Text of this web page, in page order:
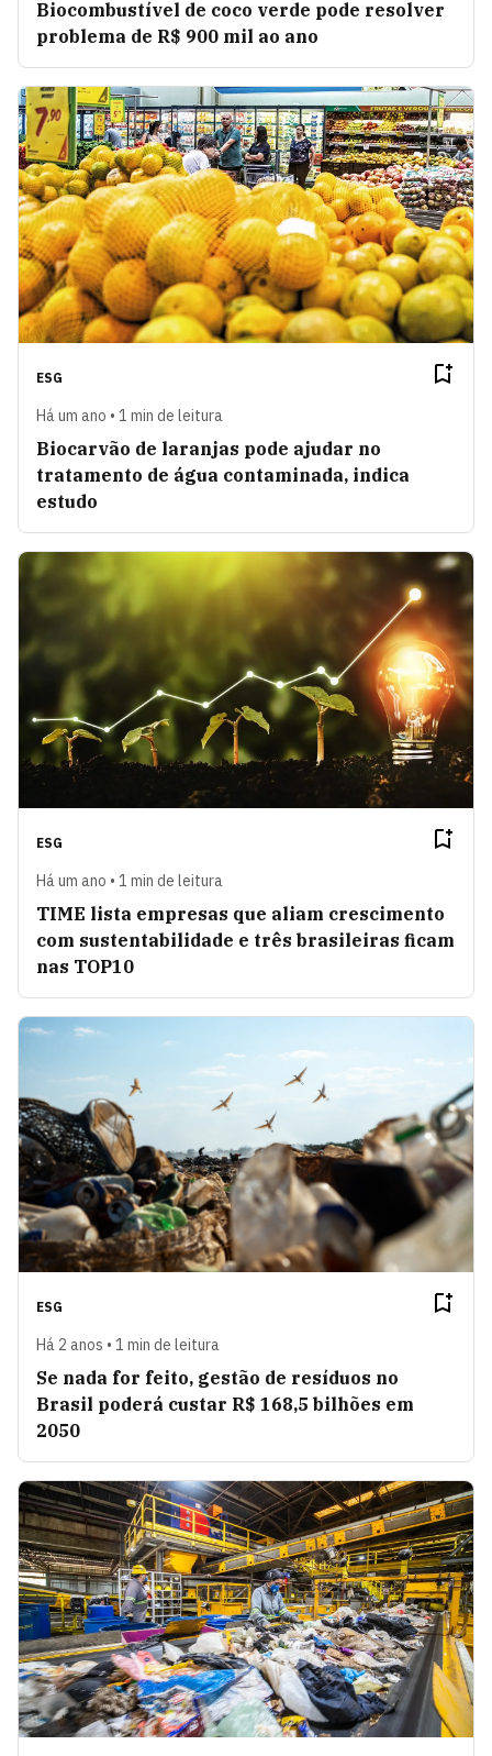
Biocombustível de coco verde pode resolver
problema de R$ 900 mil ao ano
ESG
Há um ano • 1 min de leitura
Biocarvão de laranjas pode ajudar no
tratamento de água contaminada, indica
estudo
ESG
Há um ano • 1 min de leitura
TIME lista empresas que aliam crescimento
com sustentabilidade e três brasileiras ficam
nas TOP10
ESG
Há 2 anos • 1 min de leitura
Se nada for feito, gestão de resíduos no
Brasil poderá custar R$ 168,5 bilhões em
2050